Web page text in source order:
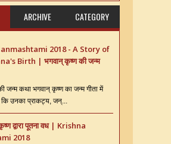
ARCHIVE CATEGORY
2018 - A Story of
Birth | भगवान् कृष्ण की जन्म
जन्म कथा भगवान् कृष्ण का जन्म गीता में
उनका प्राकट्य, जन्...
द्वारा पूतना वध | Krishna
2018